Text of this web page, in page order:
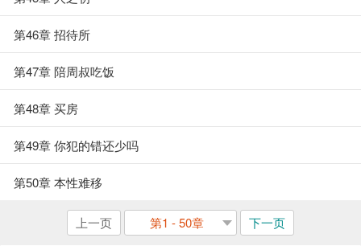
第46章 招待所
第47章 陪周叔吃饭
第48章 买房
第49章 你犯的错还少吗
第50章 本性难移
上一页 第1 - 50章 下一页